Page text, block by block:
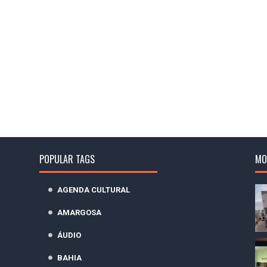
POPULAR TAGS
AGENDA CULTURAL
AMARGOSA
ÁUDIO
BAHIA